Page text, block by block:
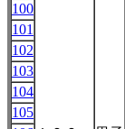
100
101
102
103
104
105